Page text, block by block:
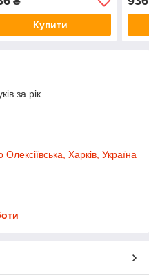
Купити
за рік
Харків, Україна